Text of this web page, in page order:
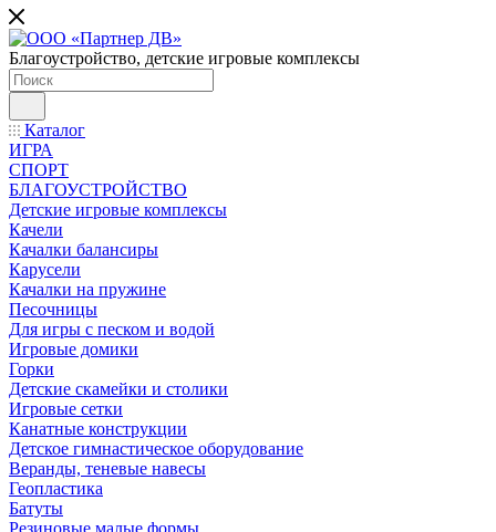
Благоустройство, детские игровые комплексы
Каталог
ИГРА
СПОРТ
БЛАГОУСТРОЙСТВО
Детские игровые комплексы
Качели
Качалки балансиры
Карусели
Качалки на пружине
Песочницы
Для игры с песком и водой
Игровые домики
Горки
Детские скамейки и столики
Игровые сетки
Канатные конструкции
Детское гимнастическое оборудование
Веранды, теневые навесы
Геопластика
Батуты
Резиновые малые формы